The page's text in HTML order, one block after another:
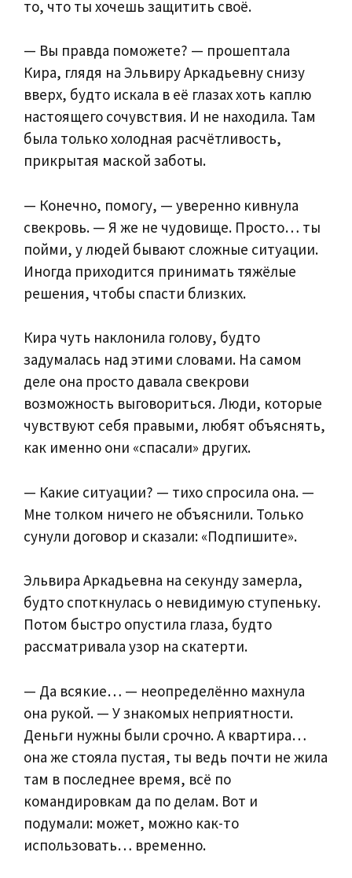
то, что ты хочешь защитить своё.
— Вы правда поможете? — прошептала
Кира, глядя на Эльвиру Аркадьевну снизу
вверх, будто искала в её глазах хоть каплю
настоящего сочувствия. И не находила. Там
была только холодная расчётливость,
прикрытая маской заботы.
— Конечно, помогу, — уверенно кивнула
свекровь. — Я же не чудовище. Просто… ты
пойми, у людей бывают сложные ситуации.
Иногда приходится принимать тяжёлые
решения, чтобы спасти близких.
Кира чуть наклонила голову, будто
задумалась над этими словами. На самом
деле она просто давала свекрови
возможность выговориться. Люди, которые
чувствуют себя правыми, любят объяснять,
как именно они «спасали» других.
— Какие ситуации? — тихо спросила она. —
Мне толком ничего не объяснили. Только
сунули договор и сказали: «Подпишите».
Эльвира Аркадьевна на секунду замерла,
будто споткнулась о невидимую ступеньку.
Потом быстро опустила глаза, будто
рассматривала узор на скатерти.
— Да всякие… — неопределённо махнула
она рукой. — У знакомых неприятности.
Деньги нужны были срочно. А квартира…
она же стояла пустая, ты ведь почти не жила
там в последнее время, всё по
командировкам да по делам. Вот и
подумали: может, можно как-то
использовать… временно.